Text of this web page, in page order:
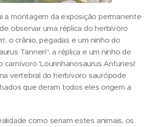
a montagem da exposição permanente
observar uma réplica do herbívoro
o crânio, pegadas e um ninho do
Tanneri", a réplica e um ninho de
carnívoro 'Lourinhanosaurus Antunesi'
vertebral do herbívoro saurópode
que deram todos eles origem a
como seriam estes animais, os